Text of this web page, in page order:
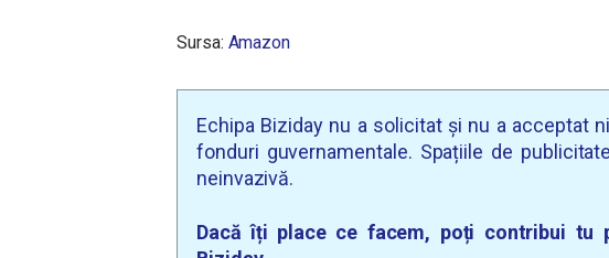
Sursa: Amazon
Echipa Biziday nu a solicitat și nu a acceptat
fonduri guvernamentale. Spațiile de
neinvazivă.
Dacă îți place ce facem, poți contribui tu